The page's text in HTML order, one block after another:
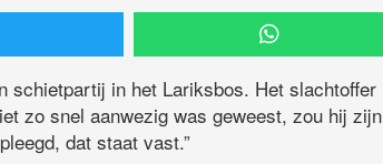
schietpartij in het Lariksbos. Het slachtoffer
zo snel aanwezig was geweest, zou hij zijn
dat staat vast.”